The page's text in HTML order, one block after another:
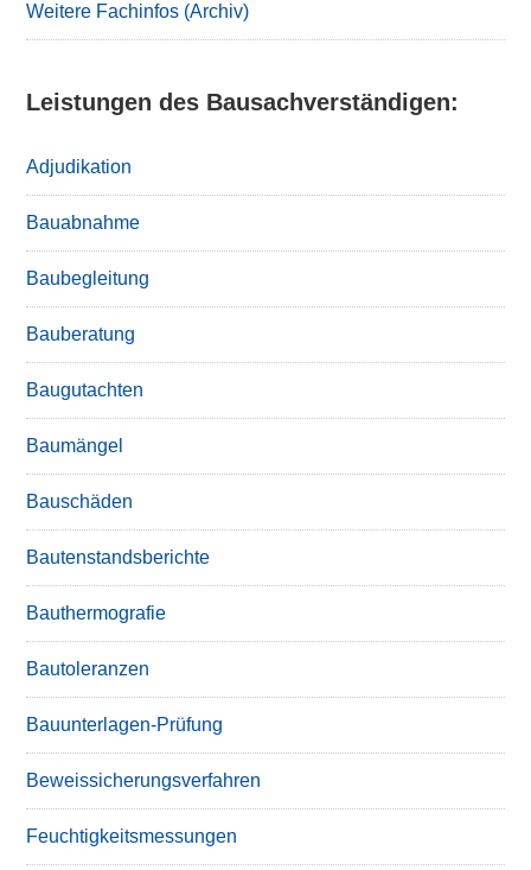
Weitere Fachinfos (Archiv)
Leistungen des Bausachverständigen:
Adjudikation
Bauabnahme
Baubegleitung
Bauberatung
Baugutachten
Baumängel
Bauschäden
Bautenstandsberichte
Bauthermografie
Bautoleranzen
Bauunterlagen-Prüfung
Beweissicherungsverfahren
Feuchtigkeitsmessungen